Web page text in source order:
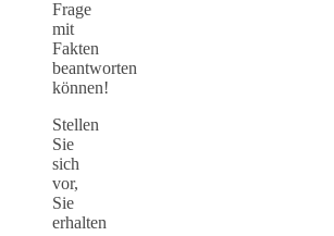
Frage
mit
Fakten
beantworten
können!
Stellen
Sie
sich
vor,
Sie
erhalten